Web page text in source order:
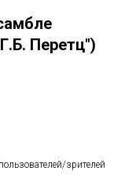
Перетц")
зрителей